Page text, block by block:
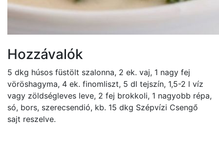
Hozzávalók
5 dkg húsos füstölt szalonna, 2 ek. vaj, 1 nagy fej
vöröshagyma, 4 ek. finomliszt, 5 dl tejszín, 1,5-2 l víz
vagy zöldségleves leve, 2 fej brokkoli, 1 nagyobb répa,
só, bors, szerecsendió, kb. 15 dkg Szépvízi Csengő
sajt reszelve.